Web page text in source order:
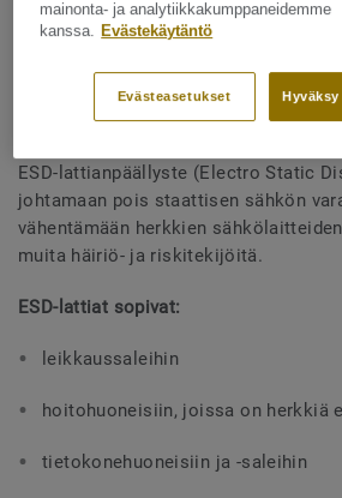
Sähkön purkautuminen voi aiheuttaa
ESD-lattianpäällyste (Electro Static
johtamaan pois staattisen sähkön
vähentämään herkkien
muita häiriö- ja riskitekijöitä.
ESD-lattiat sopivat:
leikkaussaleihin
hoitohuoneisiin, joissa on herkkiä
tietokonehuoneisiin ja -saleihin
mainonta- ja analytiikkakumppaneidemme
kanssa. Evästekäytäntö
Evästeasetukset